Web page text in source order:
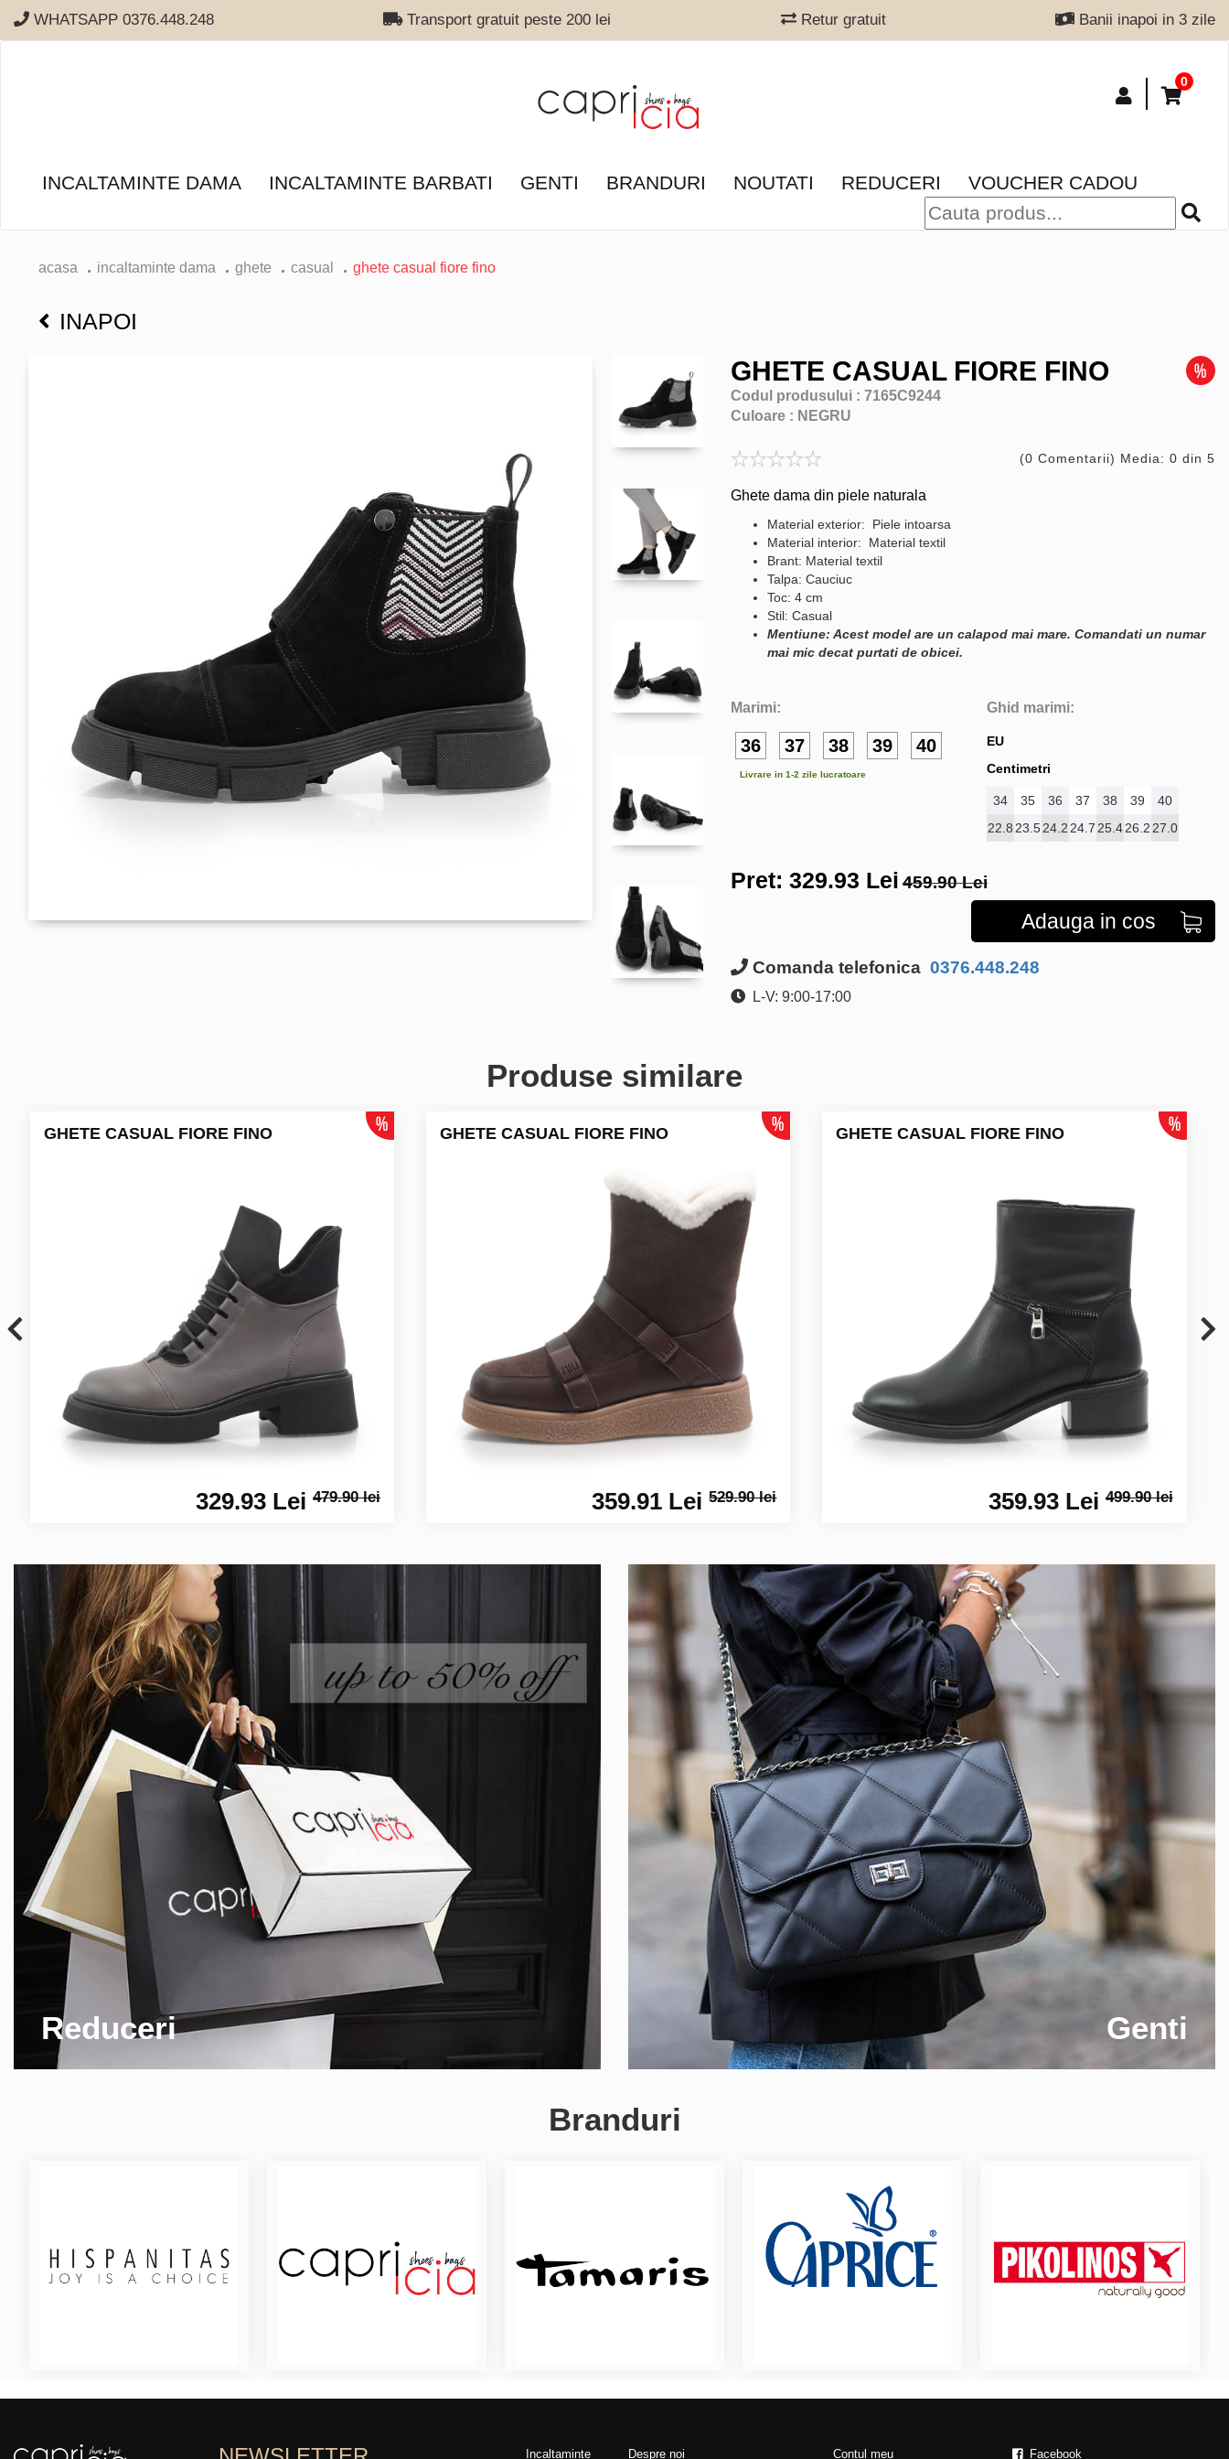
WHATSAPP 0376.448.248 Transport gratuit peste 200 lei Retur gratuit Banii inapoi in 3 zile
0
INCALTAMINTE DAMA INCALTAMINTE BARBATI GENTI BRANDURI NOUTATI REDUCERI VOUCHER CADOU
acasa incaltaminte dama ghete casual ghete casual fiore fino
INAPOI
GHETE CASUAL FIORE FINO
Codul produsului : 7165C9244
Culoare : NEGRU
(0 Comentarii) Media: 0 din 5
Ghete dama din piele naturala
Material exterior: Piele intoarsa
Material interior: Material textil
Brant: Material textil
Talpa: Cauciuc
Toc: 4 cm
Stil: Casual
Mentiune: Acest model are un calapod mai mare. Comandati un numar
mai mic decat purtati de obicei.
Marimi:
36 37 38 39 40
Livrare in 1-2 zile lucratoare
Ghid marimi:
EU
Centimetri
34 35 36 37 38 39
40
22.8 23.524.2 24.7 25.426.2 27.0
Pret: 329.93 Lei 459.90 Lei
Adauga in cos
Comanda telefonica 0376.448.248
L-V: 9:00-17:00
Produse similare
GHETE CASUAL FIORE FINO
329.93 Lei479.90 lei
GHETE CASUAL FIORE FINO
359.91 Lei529.90 lei
GHETE CASUAL FIORE FINO
359.93 Lei499.90 lei
Reduceri Genti
Branduri
Incaltaminte Despre noi Contul meu Facebook